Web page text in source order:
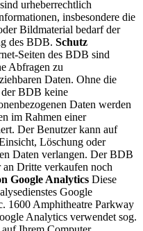
urheberrechtlich
insbesondere die
Bildmaterial bedarf der
des BDB. Schutz
Seiten des BDB sind
Abfragen zu
Daten. Ohne die
der BDB keine
Daten werden
im Rahmen einer
Der Benutzer kann auf
Löschung oder
Daten verlangen. Der BDB
Dritte verkaufen noch
Google Analytics Diese
Google
1600 Amphitheatre Parkway
Analytics verwendet sog.